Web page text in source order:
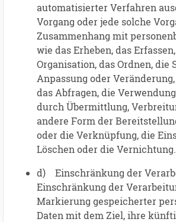
automatisierter Verfahren
Vorgang oder jede solche
Zusammenhang mit
wie das Erheben, das
Organisation, das Ordnen, die
Anpassung oder
das Abfragen, die
durch Übermittlung,
andere Form der
oder die Verknüpfung, die
Löschen oder die Vernichtung.
d) Einschränkung der
Einschränkung der
Markierung gespeicherter
Daten mit dem Ziel, ihre